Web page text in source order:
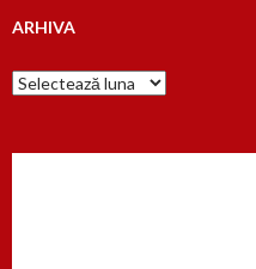
ARHIVA
Arhiva